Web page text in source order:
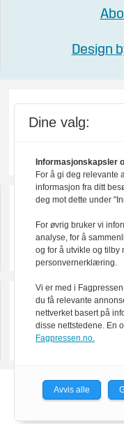
Design
Dine valg:
Informasjonskapsler
For å gi deg relevante
informasjon fra ditt
deg mot dette under
For øvrig bruker vi
analyse, for å
og for å utvikle og tilby
personvernerklæring.
Vi er med i
du få relevante
nettverket basert på
disse nettstedene. En
Fagpressen.no.
Avvis alle